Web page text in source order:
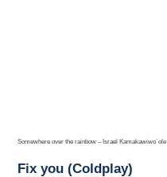
Somewhere over the rainbow – Israel Kamakawiwo´ole
Fix you (Coldplay)